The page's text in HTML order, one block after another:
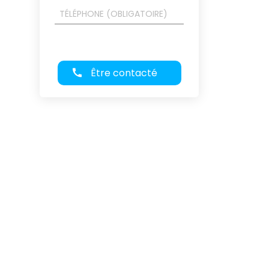
Être contacté